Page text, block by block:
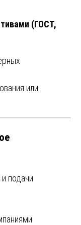
(ГОСТ,
или
подачи